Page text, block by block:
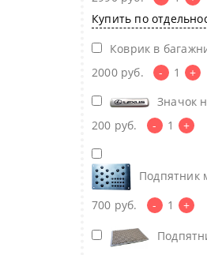
Купить по
Коврик в
2000 руб. - 1
+
Значок
200 руб. - 1 +
Подпятник
700 руб. - 1 +